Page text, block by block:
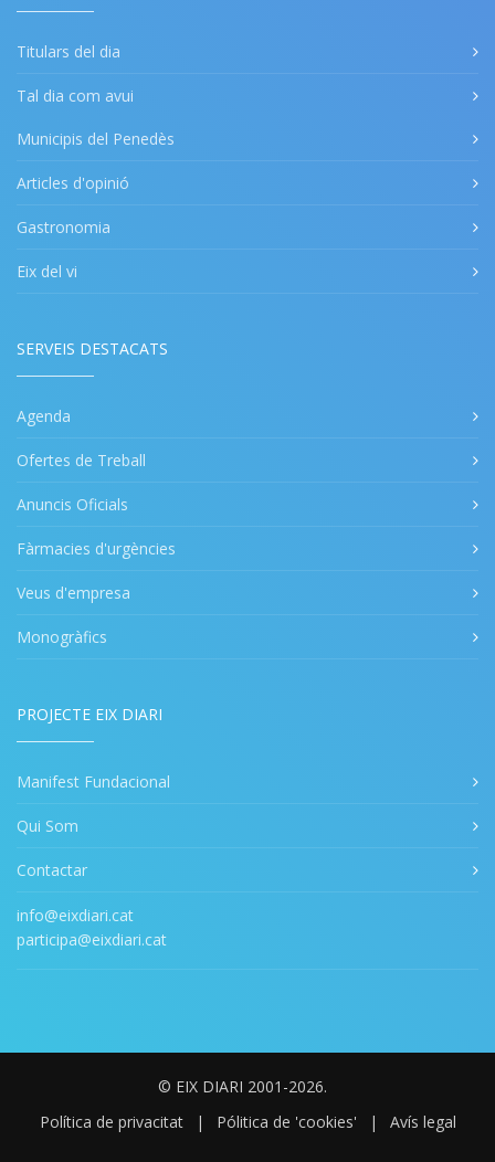
Titulars del dia
Tal dia com avui
Municipis del Penedès
Articles d'opinió
Gastronomia
Eix del vi
SERVEIS DESTACATS
Agenda
Ofertes de Treball
Anuncis Oficials
Fàrmacies d'urgències
Veus d'empresa
Monogràfics
PROJECTE EIX DIARI
Manifest Fundacional
Qui Som
Contactar
info@eixdiari.cat
participa@eixdiari.cat
© EIX DIARI 2001-2026.
Política de privacitat
| Pólitica de 'cookies' | Avís legal